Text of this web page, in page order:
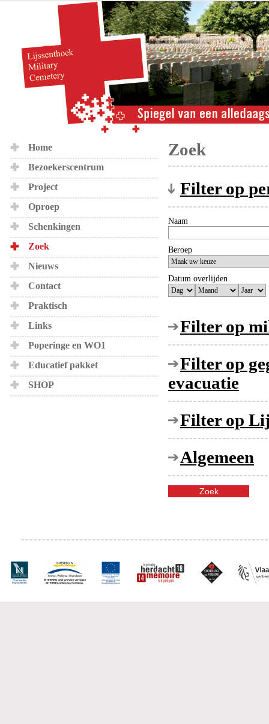
Home
Bezoekerscentrum
Project
Oproep
Schenkingen
Zoek
Nieuws
Contact
Praktisch
Links
Poperinge en WO1
Educatief pakket
SHOP
Zoek
Filter op
Naam
Beroep
Datum overlijden
Filter op
Filter op
evacuatie
Filter op
Algemeen